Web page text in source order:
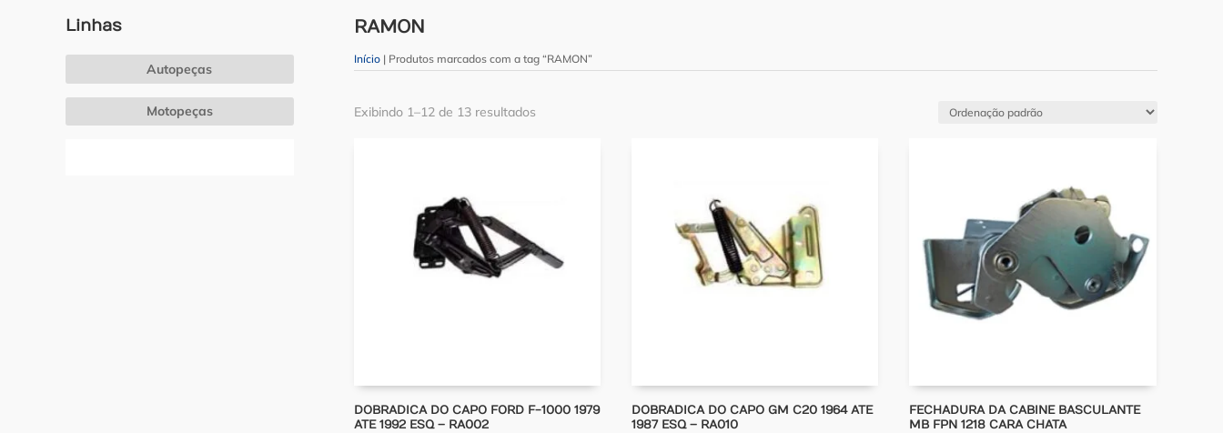
Linhas
Autopeças
Motopeças
RAMON
Início| Produtos marcados com a tag “RAMON”
Exibindo 1–12 de 13 resultados
DOBRADICA DO CAPO FORD F-1000 1979
ATE 1992 ESQ – RA002
DOBRADICA DO CAPO GM C20 1964 ATE
1987 ESQ – RA010
FECHADURA DA CABINE BASCULANTE
MB FPN 1218 CARA CHATA